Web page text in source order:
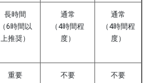
長時間
（6時間以
上推奨）
通常
（4時間程
度）
通常
（4時間程
度）
重要 不要 不要